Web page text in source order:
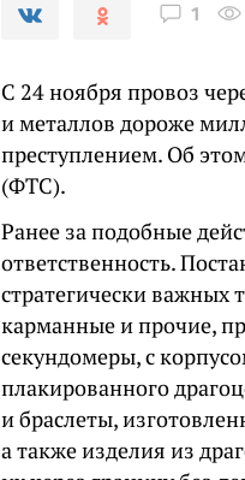
1
С 24 ноября провоз
и металлов дороже
преступлением. Об
(ФТС).
Ранее за подобные
ответственность.
стратегически важных
карманные и прочие,
секундомеры, с
плакированного
и браслеты,
а также изделия из